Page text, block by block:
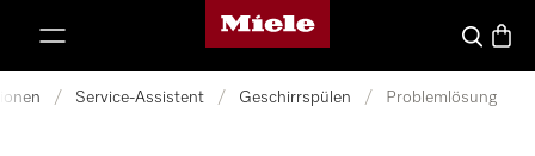
Miele-Homepage
Suche
/ Service-Assistent / Geschirrspülen / Problemlösung